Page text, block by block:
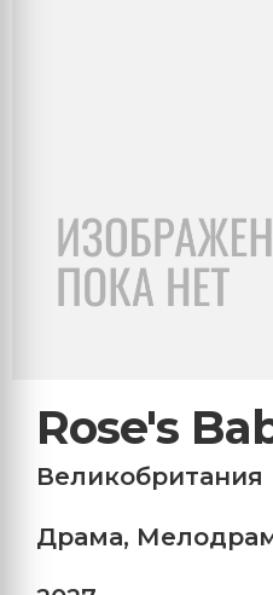
Rose's
Великобритания
Драма,